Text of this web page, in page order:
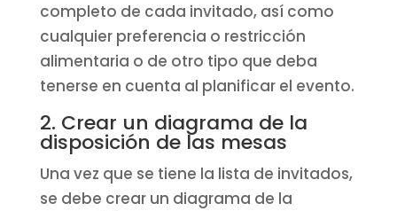
completo de cada invitado, así como
cualquier preferencia o restricción
alimentaria o de otro tipo que deba
tenerse en cuenta al planificar el evento.
2. Crear un diagrama de la
disposición de las mesas
Una vez que se tiene la lista de invitados,
se debe crear un diagrama de la